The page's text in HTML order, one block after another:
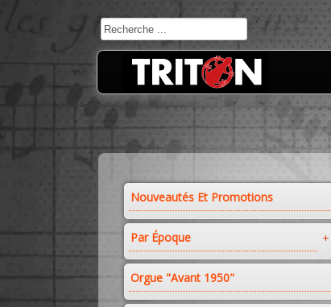
Nouveautés Et Promotions
Par Époque
Orgue "avant 1950"